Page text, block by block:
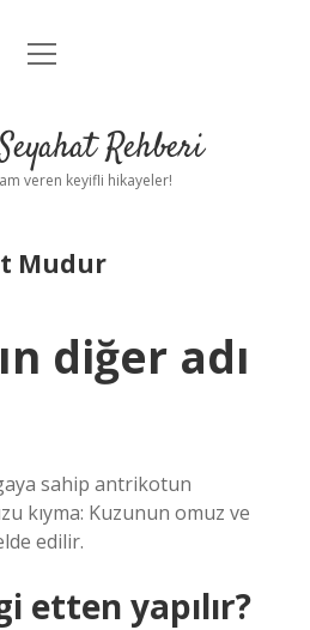
Anasayfa
Uyarı
menüyü
Rehberi
veren keyifli hikayeler!
Mudur
diğer adı
sahip antrikotun
kıyma: Kuzunun omuz ve
edilir.
etten yapılır?